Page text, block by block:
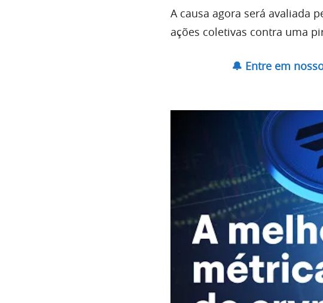
A causa agora será avaliada
ações coletivas contra uma
🔔 Entre em